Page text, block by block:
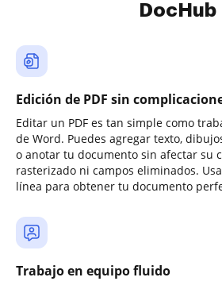
DocHub
Edición de PDF sin
Editar un PDF es tan simple como
de Word. Puedes agregar texto,
o anotar tu documento sin afectar su
rasterizado ni campos eliminados.
línea para obtener tu documento
Trabajo en equipo fluido